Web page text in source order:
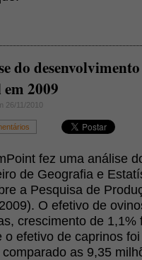
do
2009
26/11/2010
fez uma análise
de Geografia e
a Pesquisa de
O efetivo de
crescimento de
o efetivo de caprinos
comparado as 9,35